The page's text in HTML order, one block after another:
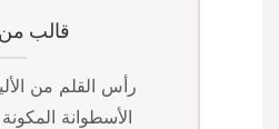
قالب
رأس القلم من
الأسطوانة